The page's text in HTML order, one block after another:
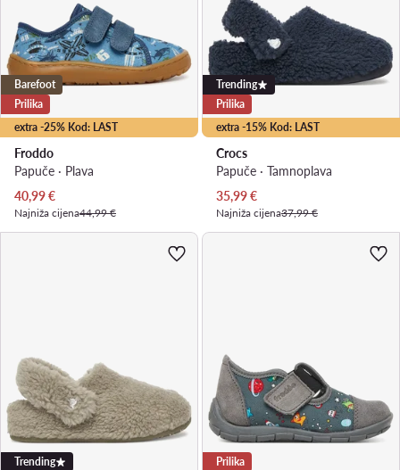
extra -25% Kod: LAST
Barefoot
Prilika
Froddo
Papuče · Plava
Trenutna cijena
40,99€
Najniža cijena44,99 €
extra -15% Kod: LAST
Trending
Prilika
Crocs
Papuče · Tamnoplava
Trenutna cijena
35,99€
Najniža cijena37,99 €
Trending Prilika